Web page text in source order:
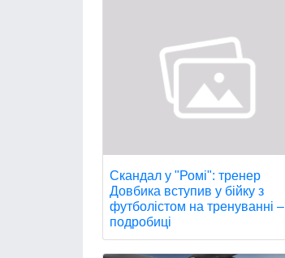
Скандал у "Ромі": тренер
Довбика вступив у бійку з
футболістом на тренуванні –
подробиці